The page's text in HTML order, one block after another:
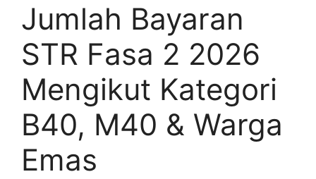
Jumlah Bayaran
STR Fasa 2 2026
Mengikut Kategori
B40, M40 & Warga
Emas